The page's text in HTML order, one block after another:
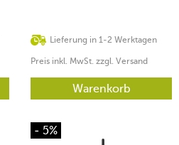
Lieferung in 1-2 Werktagen
Preis inkl. MwSt. zzgl. Versand
Warenkorb
- 5%